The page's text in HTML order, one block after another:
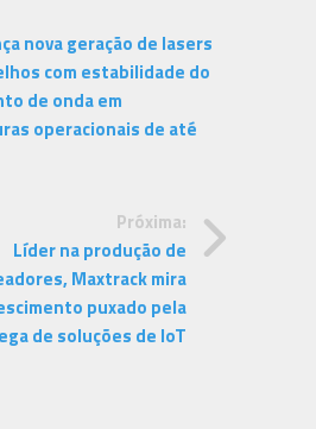
nova geração de lasers
com estabilidade do
de onda em
operacionais de até
Próxima:
Líder na produção de
Maxtrack mira
puxado pela
de soluções de IoT